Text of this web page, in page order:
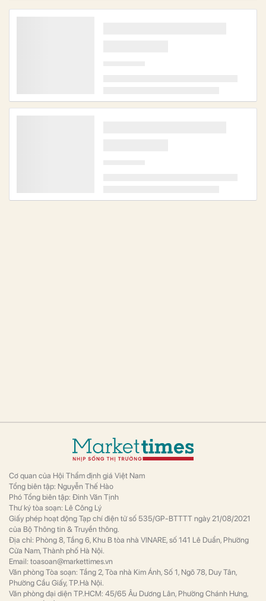
Cơ quan của Hội Thẩm định giá Việt Nam
Tổng biên tập: Nguyễn Thế Hào
Phó Tổng biên tập: Đinh Văn Tịnh
Thư ký tòa soạn: Lê Công Lý
Giấy phép hoạt động Tạp chí điện tử số 535/GP-BTTTT ngày 21/08/2021
của Bộ Thông tin & Truyền thông.
Địa chỉ: Phòng 8, Tầng 6, Khu B tòa nhà VINARE, số 141 Lê Duẩn, Phường
Cửa Nam, Thành phố Hà Nội.
Email: toasoan@markettimes.vn
Văn phòng Tòa soạn: Tầng 2, Tòa nhà Kim Ánh, Số 1, Ngõ 78, Duy Tân,
Phường Cầu Giấy, TP.Hà Nội.
Văn phòng đại diện TP.HCM: 45/65 Âu Dương Lân, Phường Chánh Hưng,